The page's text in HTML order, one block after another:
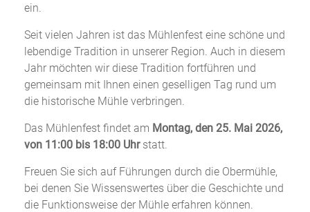
ein.
Seit vielen Jahren ist das Mühlenfest eine schöne und
lebendige Tradition in unserer Region. Auch in diesem
Jahr möchten wir diese Tradition fortführen und
gemeinsam mit Ihnen einen geselligen Tag rund um
die historische Mühle verbringen.
Das Mühlenfest findet am Montag, den 25. Mai 2026,
von 11:00 bis 18:00 Uhrstatt.
Freuen Sie sich auf Führungen durch die Obermühle,
bei denen Sie Wissenswertes über die Geschichte und
die Funktionsweise der Mühle erfahren können.